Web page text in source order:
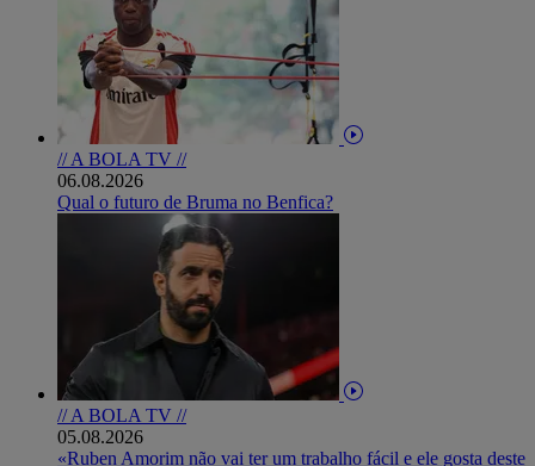
// A BOLA TV //
06.08.2026
Qual o futuro de Bruma no Benfica?
// A BOLA TV //
05.08.2026
«Ruben Amorim não vai ter um trabalho fácil e ele gosta deste